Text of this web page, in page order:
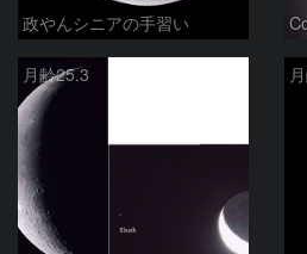
政やんシニアの手習い
月齢25.3